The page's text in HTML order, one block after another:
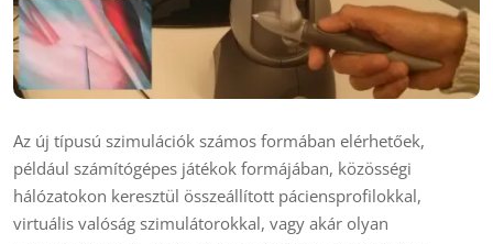
Az új típusú szimulációk számos formában elérhetőek,
például számítógépes játékok formájában, közösségi
hálózatokon keresztül összeállított páciensprofilokkal,
virtuális valóság szimulátorokkal, vagy akár olyan